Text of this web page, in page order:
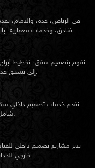
في الرياض، جدة، والدمام،
فنادق، وخدمات معمارية، بالإضافة إلى تنسيق الحدائق الخاصة والتجارية.
نقوم بتصميم شقق، تخطيط
إلى تنسيق حدائق الفلل والمشاريع الخارجية.
نقدم خدمات تصميم داخلي
شامل في مدينة الكويت.
ندير مشاريع تصميم داخلي
خارجي للحدائق والمجمعات في المنامة.